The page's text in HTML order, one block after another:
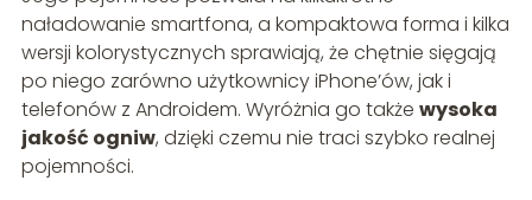
naładowanie smartfona, a kompaktowa forma i kilka
wersji kolorystycznych sprawiają, że chętnie sięgają
po niego zarówno użytkownicy iPhone’ów, jak i
telefonów z Androidem. Wyróżnia go także wysoka
jakość ogniw, dzięki czemu nie traci szybko realnej
pojemności.